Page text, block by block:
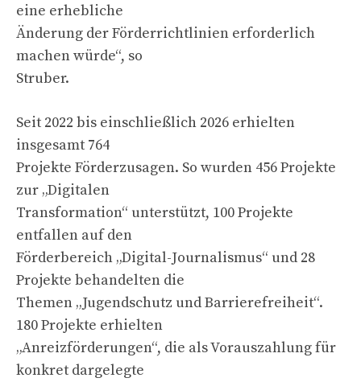
eine erhebliche
Änderung der Förderrichtlinien erforderlich
machen würde“, so
Struber.
Seit 2022 bis einschließlich 2026 erhielten
insgesamt 764
Projekte Förderzusagen. So wurden 456 Projekte
zur „Digitalen
Transformation“ unterstützt, 100 Projekte
entfallen auf den
Förderbereich „Digital-Journalismus“ und 28
Projekte behandelten die
Themen „Jugendschutz und Barrierefreiheit“.
180 Projekte erhielten
„Anreizförderungen“, die als Vorauszahlung für
konkret dargelegte